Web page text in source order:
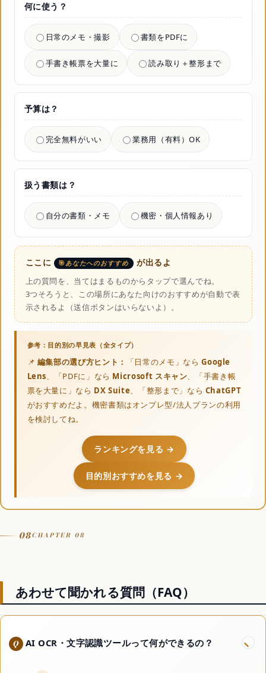
何に使う？
日常のメモ・撮影 書類をPDFに
手書き帳票を大量に 読み取り＋整形まで
予算は？
完全無料がいい 業務用（有料）OK
扱う書類は？
自分の書類・メモ 機密・個人情報あり
ここに あなたへのおすすめ が出るよ
上の質問を、当てはまるものからタップで選んでね。
3つそろうと、この場所にあなた向けのおすすめが自動で表
示されるよ（送信ボタンはいらないよ）。
📌 編集部の選び方ヒント： 「日常のメモ」ならGoogle
Lens、「PDFに」なら Microsoft スキャン、「手書き帳
票を大量に」なら DX Suite、「整形まで」なら ChatGPT
がおすすめだよ。機密書類はオンプレ型/法人プランの利用
を検討してね。
ランキングを見る →
目的別おすすめを見る →
08CHAPTER 08
あわせて聞かれる質問（FAQ）
AI OCR・文字認識ツールって何ができるの？